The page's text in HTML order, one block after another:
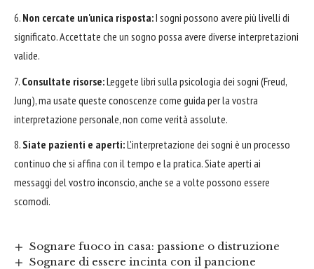
Non cercate un'unica risposta:I sogni possono avere più livelli di
significato. Accettate che un sogno possa avere diverse interpretazioni
valide.
Consultate risorse:Leggete libri sulla psicologia dei sogni (Freud,
Jung), ma usate queste conoscenze come guida per la vostra
interpretazione personale, non come verità assolute.
Siate pazienti e aperti:L'interpretazione dei sogni è un processo
continuo che si affina con il tempo e la pratica. Siate aperti ai
messaggi del vostro inconscio, anche se a volte possono essere
scomodi.
Sognare fuoco in casa: passione o distruzione
Sognare di essere incinta con il pancione